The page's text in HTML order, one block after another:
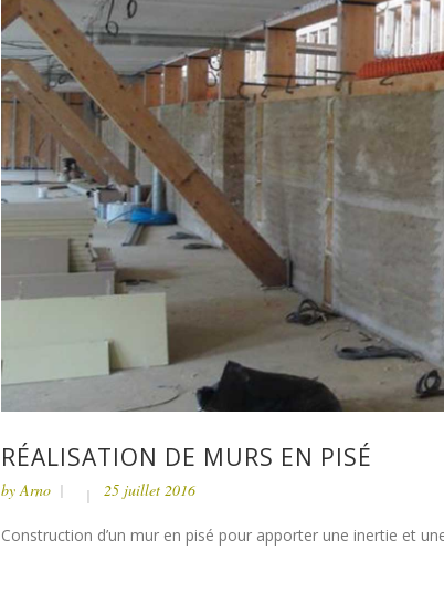
RÉALISATION DE MURS EN PISÉ
by Arno 25 juillet 2016
Construction d’un mur en pisé pour apporter une inertie et